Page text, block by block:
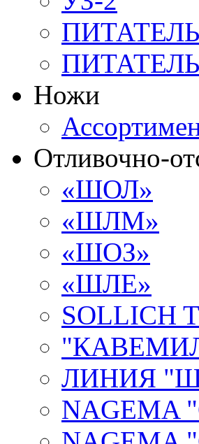
Ножи
Отливочно-
«ШОЛ»
«ШЛМ»
«ШОЗ»
«ШЛЕ»
SOLLICH
ЛИНИЯ
NAGEMA